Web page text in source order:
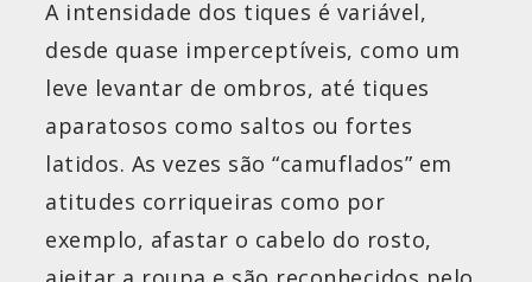
A intensidade dos tiques é variável,
desde quase imperceptíveis, como um
leve levantar de ombros, até tiques
aparatosos como saltos ou fortes
latidos. As vezes são “camuflados” em
atitudes corriqueiras como por
exemplo, afastar o cabelo do rosto,